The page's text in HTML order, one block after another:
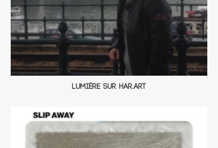
Lumière sur Har.art